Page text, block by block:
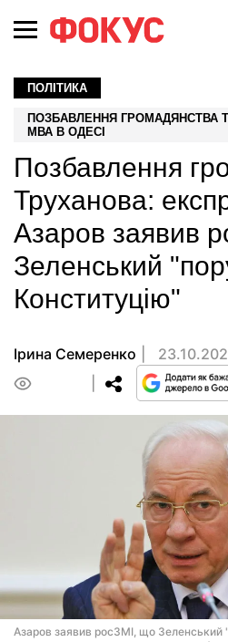
ПОЛІТИКА
ПОЗБАВЛЕННЯ ГРОМАДЯНСТВА
МВА В ОДЕСІ
Позбавлення
Труханова:
Азаров заявив
Зеленський
Конституцію"
Ірина Семеренко
Азаров заявив росЗМІ, що